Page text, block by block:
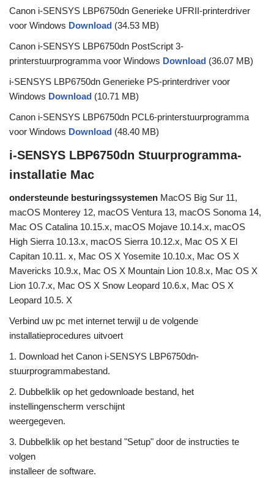
Canon i-SENSYS LBP6750dn Generieke UFRII-printerdriver
voor Windows Download (34.53 MB)
Canon i-SENSYS LBP6750dn PostScript 3-
printerstuurprogramma voor Windows Download (36.07 MB)
i-SENSYS LBP6750dn Generieke PS-printerdriver voor
Windows Download (10.71 MB)
Canon i-SENSYS LBP6750dn PCL6-printerstuurprogramma
voor Windows Download (48.40 MB)
i-SENSYS LBP6750dn Stuurprogramma-
installatie Mac
ondersteunde besturingssystemen MacOS Big Sur 11,
macOS Monterey 12, macOS Ventura 13, macOS Sonoma 14,
Mac OS Catalina 10.15.x, macOS Mojave 10.14.x, macOS
High Sierra 10.13.x, macOS Sierra 10.12.x, Mac OS X El
Capitan 10.11. x, Mac OS X Yosemite 10.10.x, Mac OS X
Mavericks 10.9.x, Mac OS X Mountain Lion 10.8.x, Mac OS X
Lion 10.7.x, Mac OS X Snow Leopard 10.6.x, Mac OS X
Leopard 10.5. X
Verbind uw pc met internet terwijl u de volgende
installatieprocedures uitvoert
1. Download het Canon i-SENSYS LBP6750dn-
stuurprogrammabestand.
2. Dubbelklik op het gedownloade bestand, het
instellingenscherm verschijnt
weergegeven.
3. Dubbelklik op het bestand "Setup" door de instructies te
volgen
installeer de software.